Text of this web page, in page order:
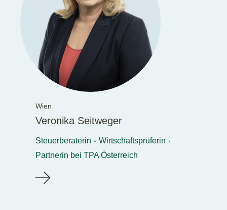
Wien
Veronika Seitweger
Steuerberaterin
Wirtschaftsprüferin
Partnerin bei TPA Österreich